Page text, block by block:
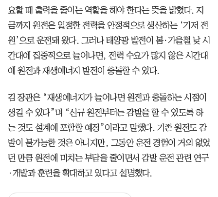
요할 때 출력을 줄이는 역할을 해야 한다는 뜻을 밝혔다. 지
금까지 원전은 일정한 전력을 안정적으로 생산하는 ‘기저 전
원’으로 운전돼 왔다. 그러나 태양광 발전이 봄·가을철 낮 시
간대에 집중적으로 늘어나면, 전력 수요가 많지 않은 시간대
에 원전과 재생에너지 발전이 충돌할 수 있다.
김 장관은 “재생에너지가 늘어나면 원전과 충돌하는 시점이
생길 수 있다”며 “신규 원전부터는 감발을 할 수 있도록 하
는 것도 설계에 포함할 예정”이라고 말했다. 기존 원전도 감
발이 불가능한 것은 아니지만, 그동안 운전 경험이 거의 없었
던 만큼 원전에 미치는 부담을 줄이면서 감발 운전 관련 연구
·개발과 훈련을 확대하고 있다고 설명했다.